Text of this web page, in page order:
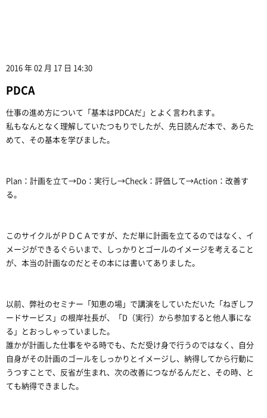
2016 年 02 月 17 日 14:30
PDCA
仕事の進め方について「基本はPDCAだ」とよく言われます。
私もなんとなく理解していたつもりでしたが、先日読んだ本で、あらた
めて、その基本を学びました。
Plan：計画を立て→Do：実行し→Check：評価して→Action：改善す
る。
このサイクルがＰＤＣＡですが、ただ単に計画を立てるのではなく、イ
メージができるぐらいまで、しっかりとゴールのイメージを考えること
が、本当の計画なのだとその本には書いてありました。
以前、弊社のセミナー「知恵の場」で講演をしていただいた「ねぎしフ
ードサービス」の根岸社長が、「D（実行）から参加すると他人事にな
る」とおっしゃっていました。
誰かが計画した仕事をやる時でも、ただ受け身で行うのではなく、自分
自身がその計画のゴールをしっかりとイメージし、納得してから行動に
うつすことで、反省が生まれ、次の改善につながるんだと、その時、と
ても納得できました。